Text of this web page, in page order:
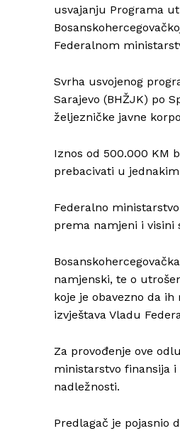
usvajanju Programa
Federalnom
Svrha usvojenog
Sarajevo (BHŽJK) po
željezničke javne
Iznos od 500.000 KM
prebacivati u
Federalno
prema namjeni i visini
namjenski, te o
koje je obavezno da
izvještava Vladu
Za provođenje ove
ministarstvo finansija i
nadležnosti.
Predlagač je pojasnio